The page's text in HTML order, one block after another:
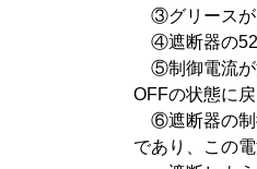
③グリースが
④遮断器の52
⑤制御電流が
OFFの状態に
⑥遮断器の制
であり、この